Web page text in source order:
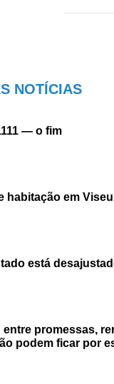
NOTÍCIAS
— o fim
habitação em
está
entre promessas,
podem ficar por